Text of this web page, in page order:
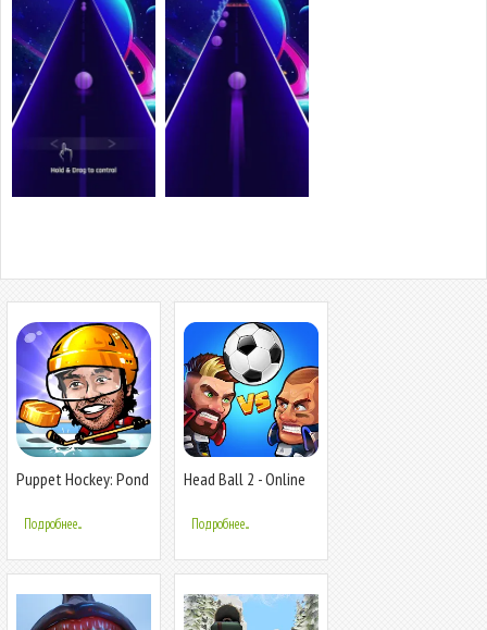
Puppet Hockey: Pond
Подробнее...
Head Ball 2 - Online
Подробнее...